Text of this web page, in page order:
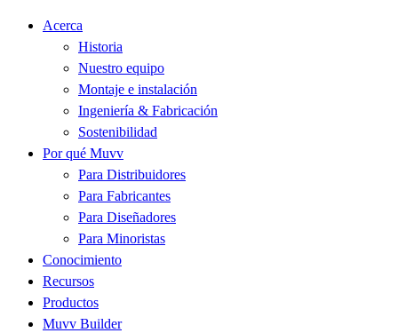
Acerca
Historia
Nuestro equipo
Montaje e instalación
Ingeniería & Fabricación
Sostenibilidad
Por qué Muvv
Para Distribuidores
Para Fabricantes
Para Diseñadores
Para Minoristas
Conocimiento
Recursos
Productos
Muvv Builder